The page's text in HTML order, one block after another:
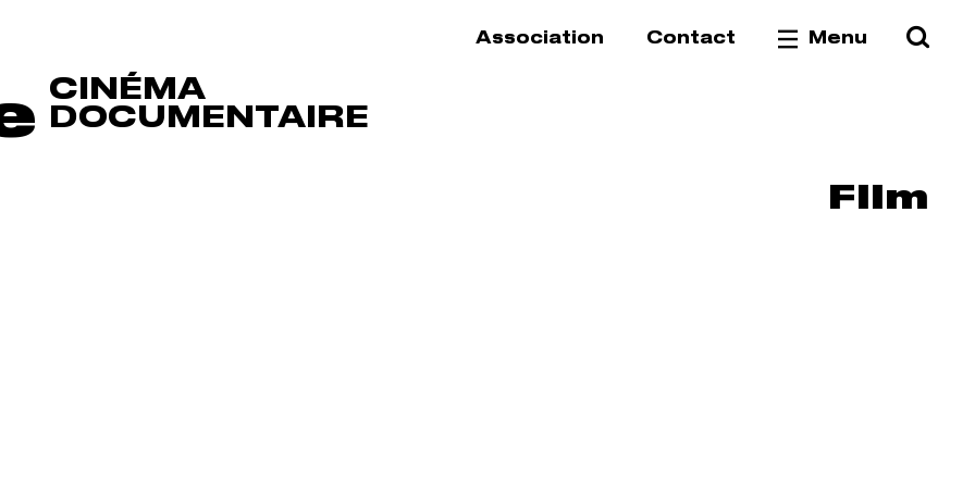
CINÉMA
DOCUMENTAIRE
Association Contact Menu
Film